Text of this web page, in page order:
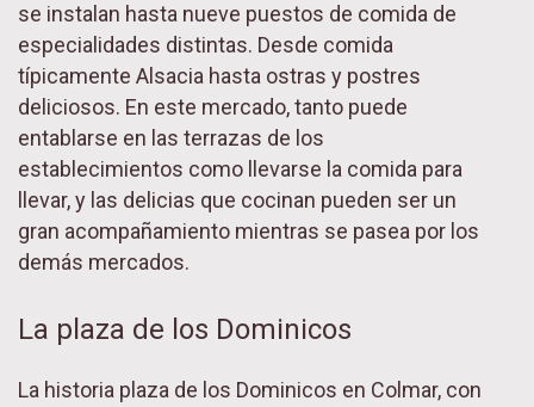
se instalan hasta nueve puestos de comida de
especialidades distintas. Desde comida
típicamente Alsacia hasta ostras y postres
deliciosos. En este mercado, tanto puede
entablarse en las terrazas de los
establecimientos como llevarse la comida para
llevar, y las delicias que cocinan pueden ser un
gran acompañamiento mientras se pasea por los
demás mercados.
La plaza de los Dominicos
La historia plaza de los Dominicos en Colmar, con